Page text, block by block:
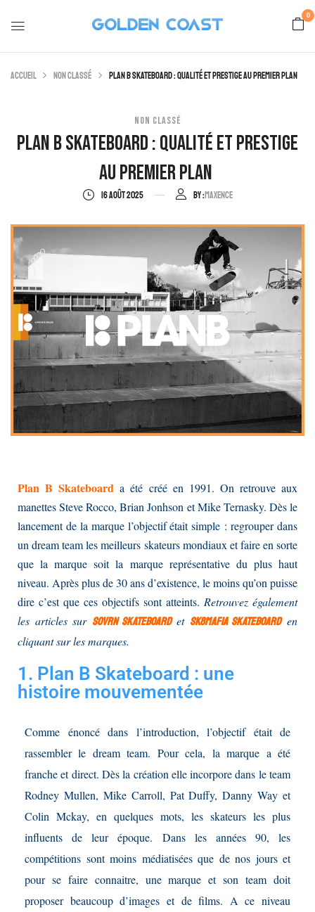
0
Accueil Non classé Plan B Skateboard : qualité et prestige au premier plan
NON CLASSÉ
Plan B Skateboard : Qualité Et Prestige
Au Premier Plan
16 AOÛT 2025 By :Maxence
Plan B Skateboard a été créé en 1991. On retrouve aux
manettes Steve Rocco, Brian Jonhson et Mike Ternasky. Dès le
lancement de la marque l’objectif était simple : regrouper dans
un dream team les meilleurs skateurs mondiaux et faire en sorte
que la marque soit la marque représentative du plus haut
niveau. Après plus de 30 ans d’existence, le moins qu’on puisse
dire c’est que ces objectifs sont atteints. Retrouvez également
les articles sur SOVRN Skateboardet Sk8mafia Skateboarden
cliquant sur les marques.
1. Plan B Skateboard : une
histoire mouvementée
Comme énoncé dans l’introduction, l’objectif était de
rassembler le dream team. Pour cela, la marque a été
franche et direct. Dès la création elle incorpore dans le team
Rodney Mullen, Mike Carroll, Pat Duffy, Danny Way et
Colin Mckay, en quelques mots, les skateurs les plus
influents de leur époque. Dans les années 90, les
compétitions sont moins médiatisées que de nos jours et
pour se faire connaitre, une marque et son team doit
proposer beaucoup d’images et de films. A ce niveau